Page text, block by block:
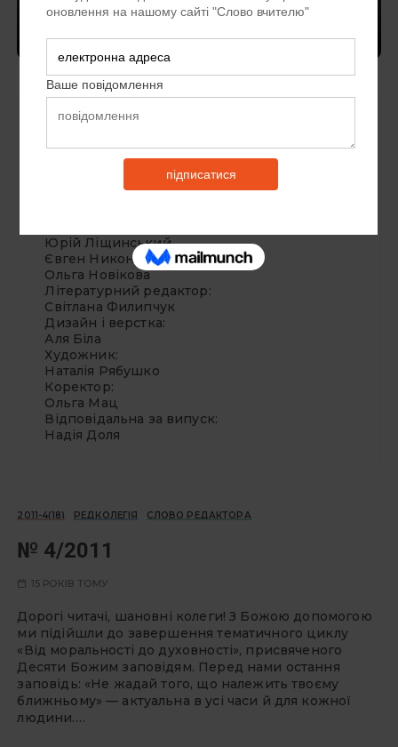
Головна автор редколегія
Тарас Приступа
Редакційна колегія:
Олег Блощук
Юрій Ліщинський
Євген Никонюк
Ольга Новікова
Літературний редактор:
Світлана Филипчук
Дизайн і верстка:
Аля Біла
Художник:
Наталія Рябушко
Коректор:
Ольга Мац
Відповідальна за випуск:
Надія Доля
2011-4(18) РЕДКОЛЕГІЯ СЛОВО РЕДАКТОРА
№ 4/2011
15 РОКІВ ТОМУ
Дорогі читачі, шановні колеги! З Божою допомогою
ми підійшли до завершення тематичного циклу
«Від моральності до духовності», присвяченого
Десяти Божим заповідям. Перед нами остання
заповідь: «Не жадай того, що належить твоєму
ближньому» — актуальна в усі часи й для кожної
людини.…